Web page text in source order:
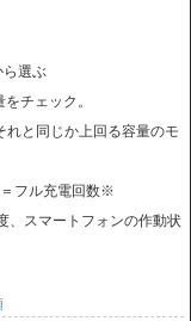
ら選ぶ
チェック。
れと同じか上回る容量のモ
フル充電回数※
、スマートフォンの作動状